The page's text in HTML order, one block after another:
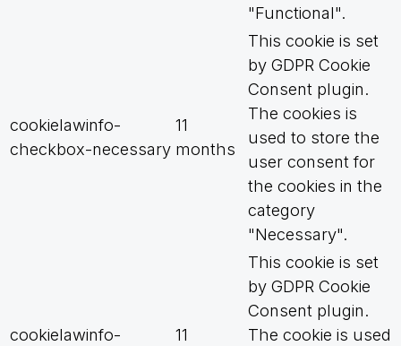
"Functional".
cookielawinfo-
checkbox-necessary
11
months
This cookie is set
by GDPR Cookie
Consent plugin.
The cookies is
used to store the
user consent for
the cookies in the
category
"Necessary".
cookielawinfo-
11
This cookie is set
by GDPR Cookie
Consent plugin.
The cookie is used